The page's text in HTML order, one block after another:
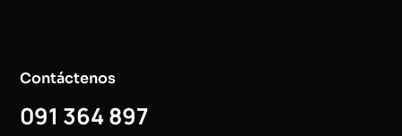
Contáctenos
091 364 897